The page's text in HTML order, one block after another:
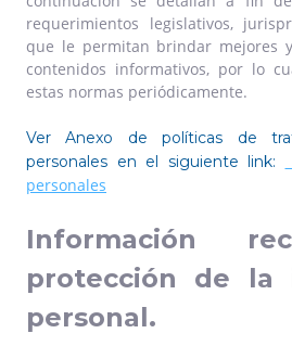
requerimientos legislativos,
que le permitan brindar mejores​
contenidos informativos, por lo
estas normas periódicamente.
Ver Anexo de políticas de
personales en el siguiente link:
personales​
Información
protección de la
personal.